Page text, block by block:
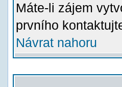
Máte-li zájem
prvního
Návrat nahoru